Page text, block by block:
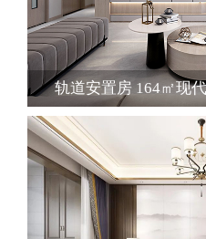
轨道安置房 164㎡现